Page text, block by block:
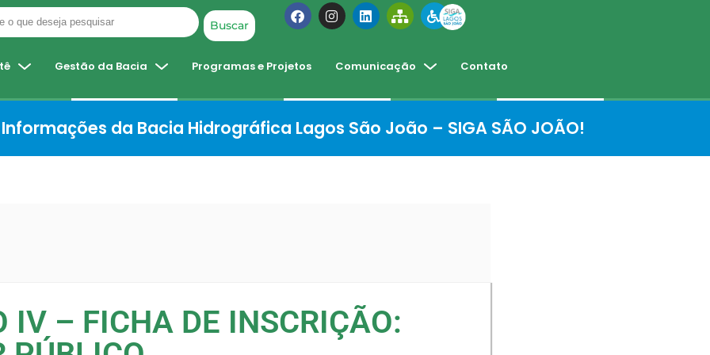
Buscar
Gestão da Bacia Programas e Projetos Comunicação Contato
da Bacia Hidrográfica Lagos São João – SIGA SÃO JOÃO!
IV – FICHA DE INSCRIÇÃO: